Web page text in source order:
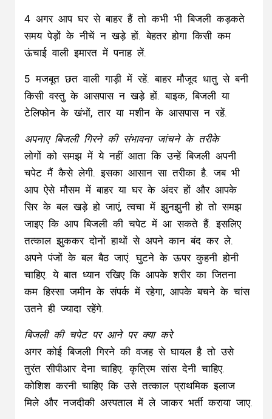
4 अगर आप घर से बाहर हैं तो कभी भी बिजली कड़कते
समय पेड़ों के नीचें न खड़े हों. बेहतर होगा किसी कम
ऊंचाई वाली इमारत में पनाह लें.
5 मजबूत छत वाली गाड़ी में रहें. बाहर मौजूद धातु से बनी
किसी वस्तु के आसपास न खड़े हों. बाइक, बिजली या
टेलिफोन के खंभों, तार या मशीन के आसपास न रहें.
अपनाए बिजली गिरने की संभावना जांचने के तरीके
लोगों को समझ में ये नहीं आता कि उन्हें बिजली अपनी
चपेट मैं कैसे लेगी. इसका आसान सा तरीका है. जब भी
आप ऐसे मौसम में बाहर या घर के अंदर हों और आपके
सिर के बल खड़े हो जाएं, त्वचा में झुनझुनी हो तो समझ
जाइए कि आप बिजली की चपेट में आ सकते हैं. इसलिए
तत्काल झुककर दोनों हाथों से अपने कान बंद कर ले.
अपने पंजों के बल बैठ जाएं. घुटने के ऊपर कुहनी होनी
चाहिए. ये बात ध्यान रखिए कि आपके शरीर का जितना
कम हिस्सा जमीन के संपर्क में रहेगा, आपके बचने के चांस
उतने ही ज्यादा रहेंगे.
बिजली की चपेट पर आने पर क्या करे
अगर कोई बिजली गिरने की वजह से घायल है तो उसे
तुरंत सीपीआर देना चाहिए. कृत्रिम सांस देनी चाहिए.
कोशिश करनी चाहिए कि उसे तत्काल प्राथमिक इलाज
मिले और नजदीकी अस्पताल में ले जाकर भर्ती कराया जाए.